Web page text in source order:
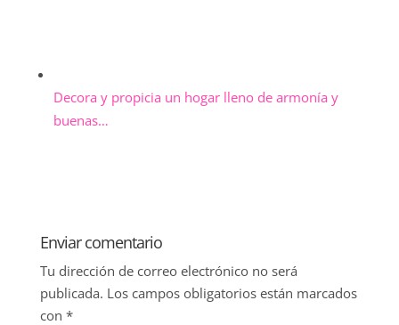
Decora y propicia un hogar lleno de armonía y
buenas…
Enviar comentario
Tu dirección de correo electrónico no será
publicada. Los campos obligatorios están marcados
con *